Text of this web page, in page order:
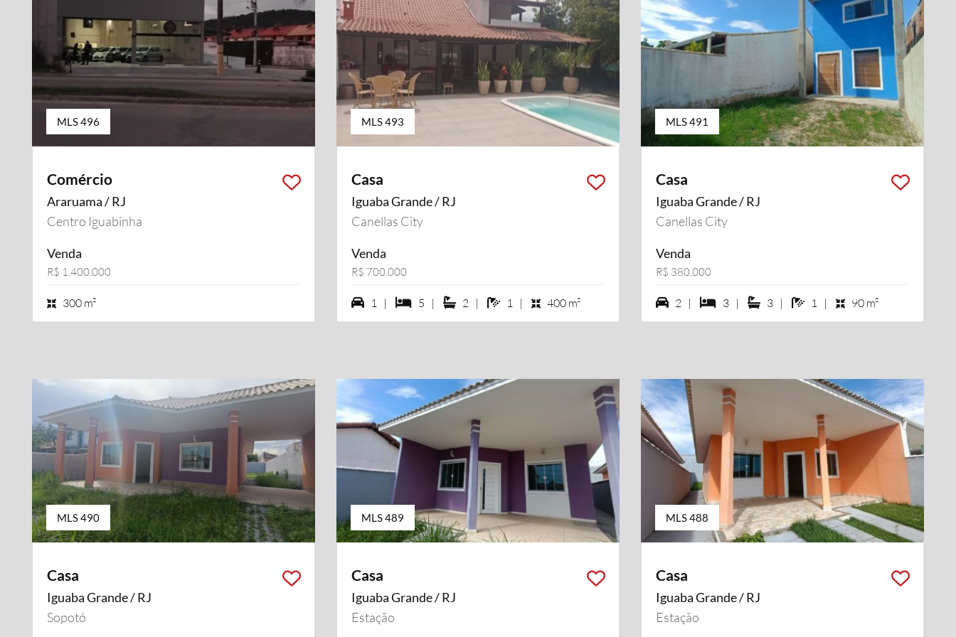
MLS 496
Comércio
Araruama / RJ
Centro Iguabinha
Venda
R$ 1.400.000
300 m²
MLS 493
Casa
Iguaba Grande / RJ
Canellas City
Venda
R$ 700.000
1 vagas na garagem
1 | 5 dormiórios
5 | 2 suítes
2 | 1 banheiros
1 | 400 m²
MLS 491
Casa
Iguaba Grande / RJ
Canellas City
Venda
R$ 380.000
2 vagas na garagem
2 | 3 dormiórios
3 | 3 suítes
3 | 1 banheiros
1 | 90 m²
MLS 490
Casa
Iguaba Grande / RJ
Sopotó
MLS 489
Casa
Iguaba Grande / RJ
Estação
MLS 488
Casa
Iguaba Grande / RJ
Estação